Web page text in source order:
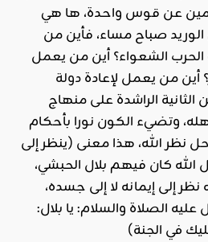
عن قوس واحدة، ها هي
الوريد صباح مساء، فأين من
الشعواء؟ أين من يعمل
أين من يعمل لإعادةدولة
الثانية الراشدة على منهاج
وتضيء الكون نورا بأحكام
نظر الله، هذا معنى (ينظر إلى
كان فيهم بلال الحبشي،
إلى إيمانه لا إلى جسده،
الصلاة والسلام: يا بلال: